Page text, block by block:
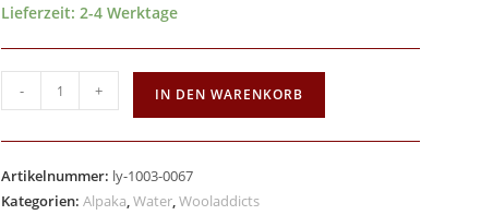
Lieferzeit:2-4 Werktage
- + IN DEN WARENKORB
Artikelnummer: ly-1003-0067
Kategorien:Alpaka,Water,Wooladdicts